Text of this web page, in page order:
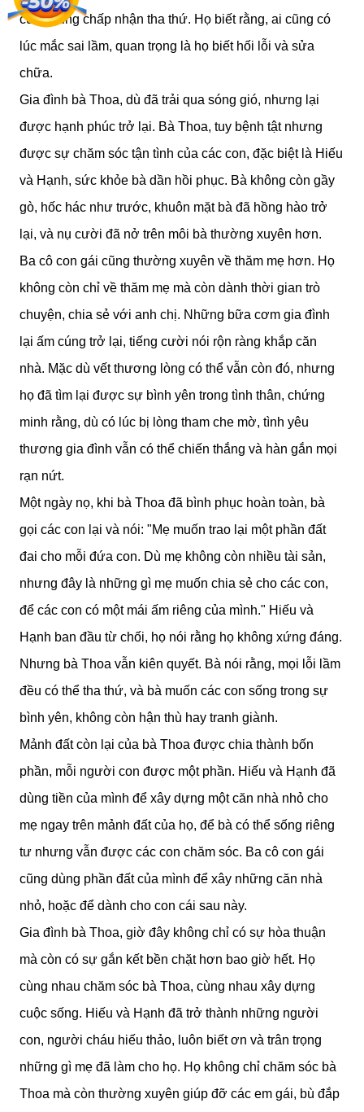
cùng cũng chấp nhận tha thứ. Họ biết rằng, ai cũng có
lúc mắc sai lầm, quan trọng là họ biết hối lỗi và sửa
chữa.
Gia đình bà Thoa, dù đã trải qua sóng gió, nhưng lại
được hạnh phúc trở lại. Bà Thoa, tuy bệnh tật nhưng
được sự chăm sóc tận tình của các con, đặc biệt là Hiếu
và Hạnh, sức khỏe bà dần hồi phục. Bà không còn gầy
gò, hốc hác như trước, khuôn mặt bà đã hồng hào trở
lại, và nụ cười đã nở trên môi bà thường xuyên hơn.
Ba cô con gái cũng thường xuyên về thăm mẹ hơn. Họ
không còn chỉ về thăm mẹ mà còn dành thời gian trò
chuyện, chia sẻ với anh chị. Những bữa cơm gia đình
lại ấm cúng trở lại, tiếng cười nói rộn ràng khắp căn
nhà. Mặc dù vết thương lòng có thể vẫn còn đó, nhưng
họ đã tìm lại được sự bình yên trong tình thân, chứng
minh rằng, dù có lúc bị lòng tham che mờ, tình yêu
thương gia đình vẫn có thể chiến thắng và hàn gắn mọi
rạn nứt.
Một ngày nọ, khi bà Thoa đã bình phục hoàn toàn, bà
gọi các con lại và nói: "Mẹ muốn trao lại một phần đất
đai cho mỗi đứa con. Dù mẹ không còn nhiều tài sản,
nhưng đây là những gì mẹ muốn chia sẻ cho các con,
để các con có một mái ấm riêng của mình." Hiếu và
Hạnh ban đầu từ chối, họ nói rằng họ không xứng đáng.
Nhưng bà Thoa vẫn kiên quyết. Bà nói rằng, mọi lỗi lầm
đều có thể tha thứ, và bà muốn các con sống trong sự
bình yên, không còn hận thù hay tranh giành.
Mảnh đất còn lại của bà Thoa được chia thành bốn
phần, mỗi người con được một phần. Hiếu và Hạnh đã
dùng tiền của mình để xây dựng một căn nhà nhỏ cho
mẹ ngay trên mảnh đất của họ, để bà có thể sống riêng
tư nhưng vẫn được các con chăm sóc. Ba cô con gái
cũng dùng phần đất của mình để xây những căn nhà
nhỏ, hoặc để dành cho con cái sau này.
Gia đình bà Thoa, giờ đây không chỉ có sự hòa thuận
mà còn có sự gắn kết bền chặt hơn bao giờ hết. Họ
cùng nhau chăm sóc bà Thoa, cùng nhau xây dựng
cuộc sống. Hiếu và Hạnh đã trở thành những người
con, người cháu hiếu thảo, luôn biết ơn và trân trọng
những gì mẹ đã làm cho họ. Họ không chỉ chăm sóc bà
Thoa mà còn thường xuyên giúp đỡ các em gái, bù đắp